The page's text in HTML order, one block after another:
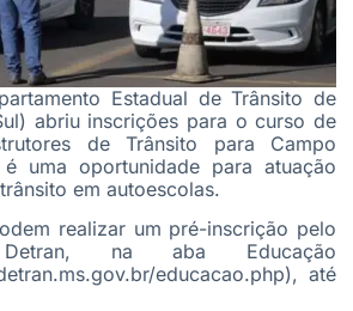
Estadual de Trânsito de
abriu inscrições para o curso de
de Trânsito para Campo
uma oportunidade para atuação
em autoescolas.
realizar um pré-inscrição pelo
na aba Educação
educacao.php), até